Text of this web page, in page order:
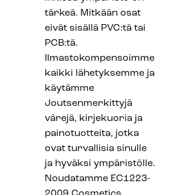
tärkeä. Mitkään osat
eivät sisällä PVC:tä tai
PCB:tä.
Ilmastokompensoimme
kaikki lähetyksemme ja
käytämme
Joutsenmerkittyjä
värejä, kirjekuoria ja
painotuotteita, jotka
ovat turvallisia sinulle
ja hyväksi ympäristölle.
Noudatamme EC1223-